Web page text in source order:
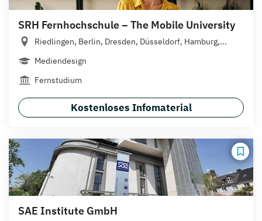
SRH Fernhochschule – The Mobile University
Riedlingen, Berlin, Dresden, Düsseldorf, Hamburg,...
Mediendesign
Fernstudium
Kostenloses Infomaterial
SAE Institute GmbH